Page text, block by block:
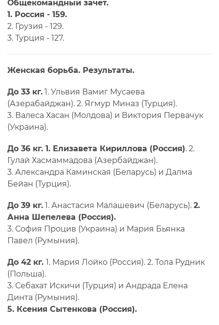
Общекомандный зачет.
1. Россия - 159.
2. Грузия - 129.
3. Турция - 127.
Женская борьба. Результаты.
До 33 кг. 1. Ульвия Вамиг Мусаева
(Азерабайджан). 2. Ягмур Миназ (Турция).
3. Валеса Хасан (Молдова) и Виктория Первачук
(Украина).
До 36 кг. 1. Елизавета Кириллова (Россия). 2.
Гулай Хасмаммадова (Азербайджан).
3. Александра Каминская (Беларусь) и Далма
Бейан (Турция).
До 39 кг. 1. Анастасия Малашевич (Беларусь). 2.
Анна Шепелева (Россия).
3. София Процив (Украина) и Мария Бьянка
Павел (Румыния).
До 42 кг. 1. Мария Лойко (Россия). 2. Тола Рудник
(Польша).
3. Себахат Искичи (Турция) и Андрада Елена
Динта (Румыния).
5. Ксения Сытенкова (Россия).